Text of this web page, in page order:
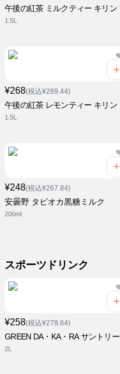
午後の紅茶 ミルクティー キリン
1.5L
¥268(税込¥289.44)
午後の紅茶 レモンティー キリン
1.5L
¥248(税込¥267.84)
安曇野 タピオカ黒糖ミルク
200ml
スポーツドリンク
¥258(税込¥278.64)
GREEN DA・KA・RA サントリー
2L